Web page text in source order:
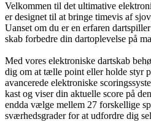
Velkommen til det ultimative
er designet til at bringe timevis af
Uanset om du er en erfaren
skab forbedre din dartoplevelse på
Med vores elektroniske dartskab
dig om at tælle point eller holde styr
avancerede elektroniske
kast og viser din aktuelle score på
endda vælge mellem 27 forskellige
sværhedsgrader for at udfordre dig